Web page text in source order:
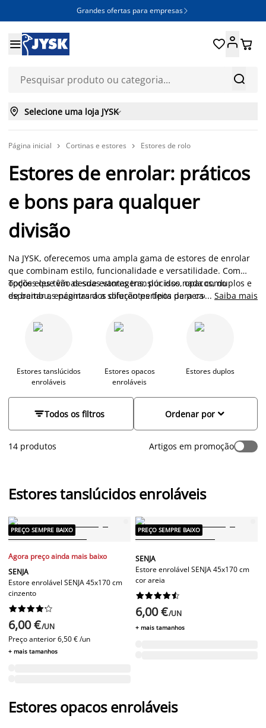
Grandes ofertas para empresas 


 
 Selecione uma loja JYSK
Página inicial  Cortinas e estores  Estores de rolo
Estores de enrolar: práticos
e bons para qualquer
divisão
Na JYSK, oferecemos uma ampla gama de estores de enrolar
que combinam estilo, funcionalidade e versatilidade. Com
opções que vão desde estorestranslúcidos, opacos, duplos e
de bambu, encontrará a solução perfeita para cada divisão da
Todos eles têm as suas vantagens, por isso nada como
espreitar as páginas dos diferentes tipos de persianas de rolo
ao encontro das suas necessidades e desejos.
... Saiba mais
Estores tanslúcidos
enroláveis
Estores opacos
enroláveis
Estores duplos
Todos os filtros 
Ordenar por
14 produtos Artigos em promoção
Estores tanslúcidos enroláveis
PREÇO SEMPRE BAIXO
Agora preço ainda mais baixo
SENJA
Estore enrolável SENJA 45x170 cm
cinzento






6,00 €/UN
Preço anterior6,50 € /un
+ mais tamanhos
PREÇO SEMPRE BAIXO
SENJA
Estore enrolável SENJA 45x170 cm
cor areia






6,00 €/UN
+ mais tamanhos
Estores opacos enroláveis